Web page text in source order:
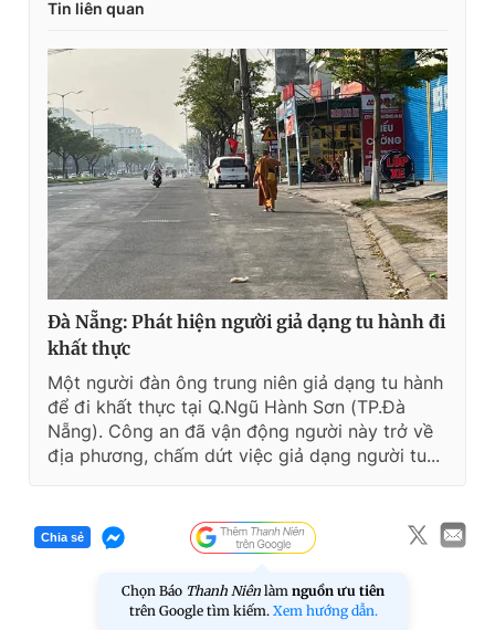
Tin liên quan
Đà Nẵng: Phát hiện người giả dạng tu hành đi
khất thực
Một người đàn ông trung niên giả dạng tu hành
để đi khất thực tại Q.Ngũ Hành Sơn (TP.Đà
Nẵng). Công an đã vận động người này trở về
địa phương, chấm dứt việc giả dạng người tu...
Chia sẻ
Chọn Báo Thanh Niên làm nguồn ưu tiên
trên Google tìm kiếm. Xem hướng dẫn.